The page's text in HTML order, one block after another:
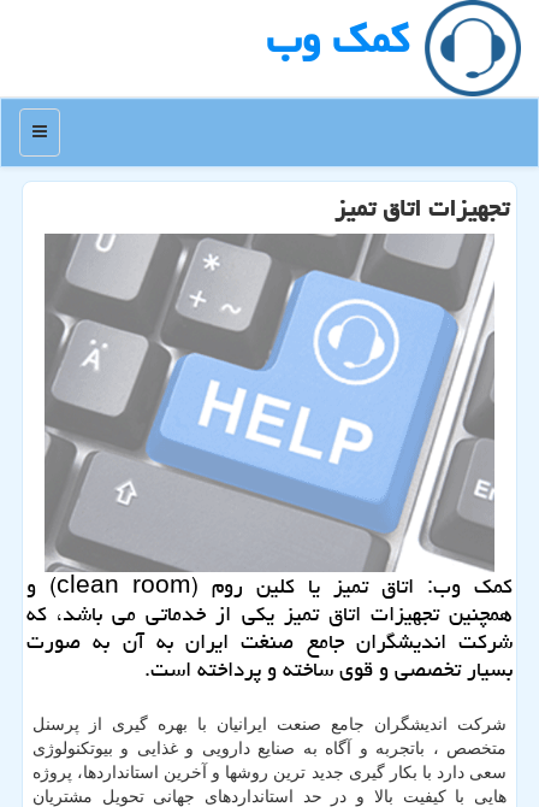
كمك وب
منو
تجهیزات اتاق تمیز
كمك وب: اتاق تمیز یا كلین روم (clean room) و
همچنین تجهیزات اتاق تمیز یكی از خدماتی می باشد، كه
شركت اندیشگران جامع صنغت ایران به آن به صورت
بسیار تخصصی و قوی ساخته و پرداخته است.
شرکت اندیشگران جامع صنعت ایرانیان با بهره گیری از پرسنل
متخصص ، باتجربه و آگاه به صنایع دارویی و غذایی و بیوتکنولوژی
سعی دارد با بکار گیری جدید ترین روشها و آخرین استانداردها، پروژه
هایی با کیفیت بالا و در حد استانداردهای جهانی تحویل مشتریان